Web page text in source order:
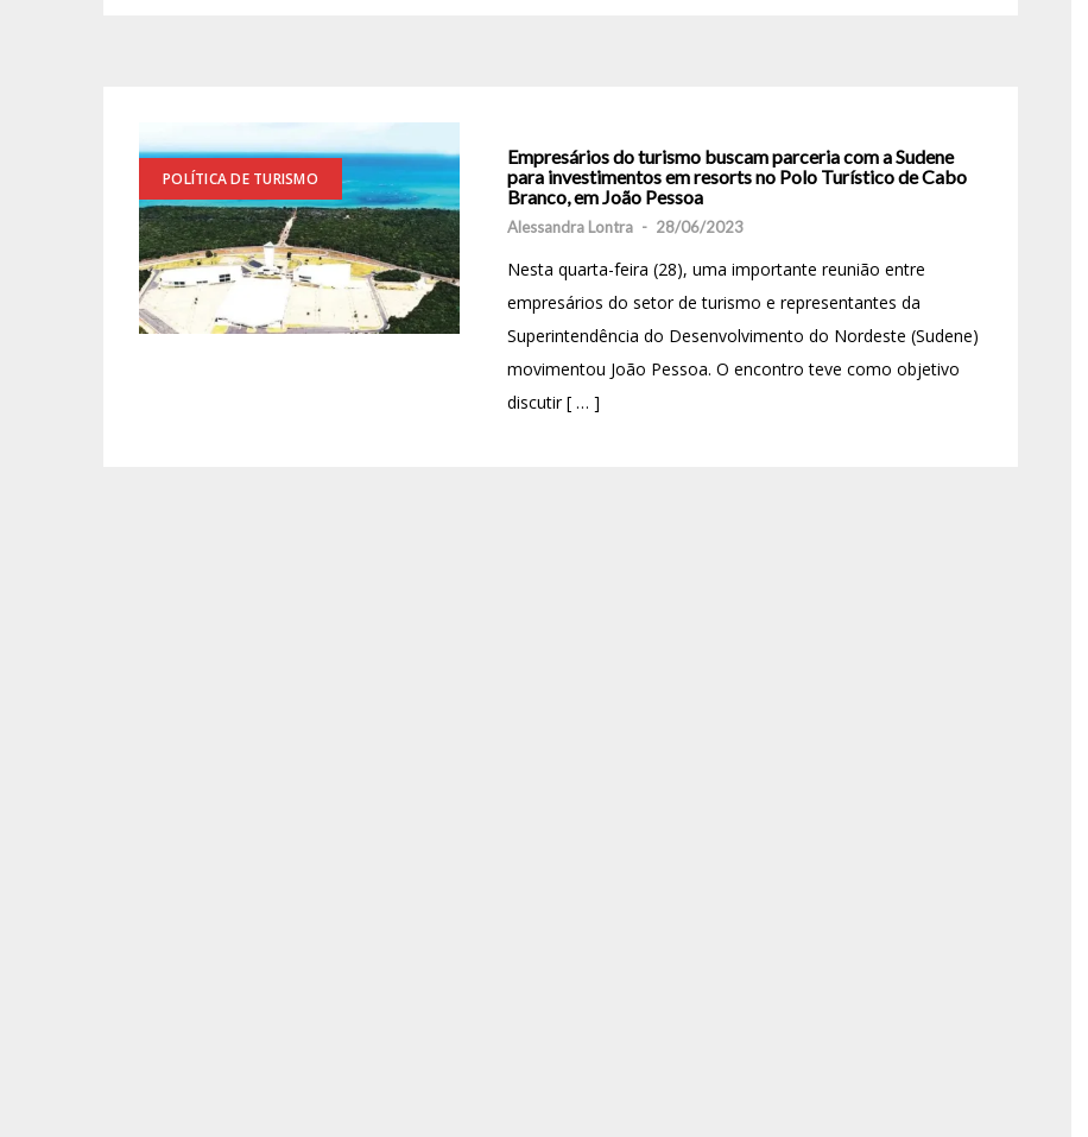
POLÍTICA DE TURISMO
Empresários do turismo buscam parceria com a Sudene
para investimentos em resorts no Polo Turístico de Cabo
Branco, em João Pessoa
Alessandra Lontra - 28/06/2023
Nesta quarta-feira (28), uma importante reunião entre
empresários do setor de turismo e representantes da
Superintendência do Desenvolvimento do Nordeste (Sudene)
movimentou João Pessoa. O encontro teve como objetivo
discutir [ … ]